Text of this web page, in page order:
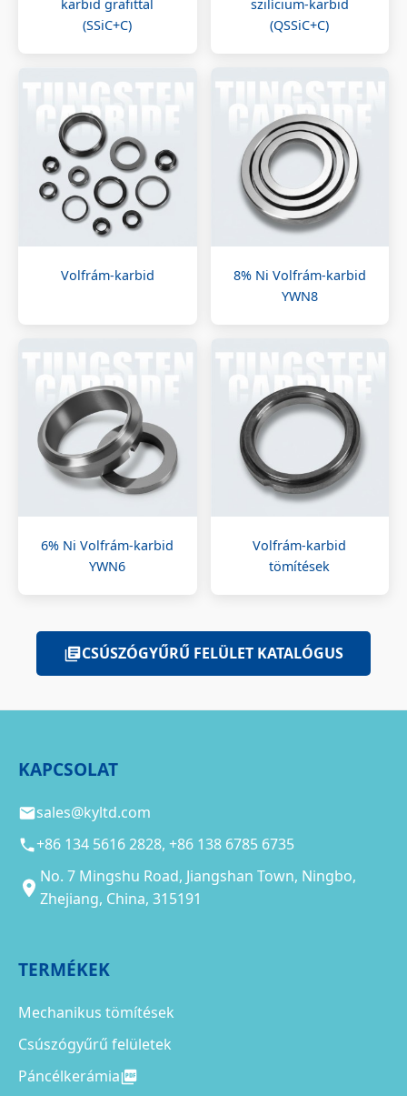
karbid grafittal
(SSiC+C)
szilícium-karbid
(QSSiC+C)
Volfrám-karbid
8% Ni Volfrám-karbid
YWN8
6% Ni Volfrám-karbid
YWN6
Volfrám-karbid
tömítések
CSÚSZÓGYŰRŰ FELÜLET KATALÓGUS
KAPCSOLAT
sales@kyltd.com
+86 134 5616 2828, +86 138 6785 6735
No. 7 Mingshu Road, Jiangshan Town, Ningbo,
Zhejiang, China, 315191
TERMÉKEK
Mechanikus tömítések
Csúszógyűrű felületek
Páncélkerámia